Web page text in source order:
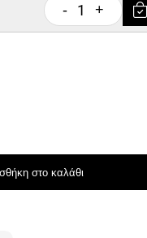
- 1 +
στο καλάθι